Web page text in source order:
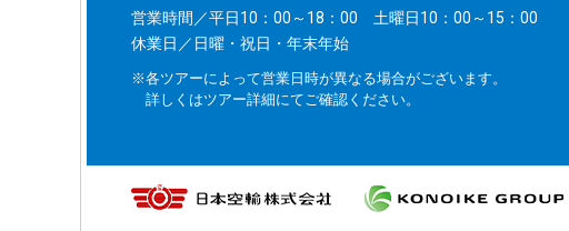
営業時間／平日10：00～18：00 土曜日10：00～15：00
休業日／日曜・祝日・年末年始
※各ツアーによって営業日時が異なる場合がございます。
詳しくはツアー詳細にてご確認ください。